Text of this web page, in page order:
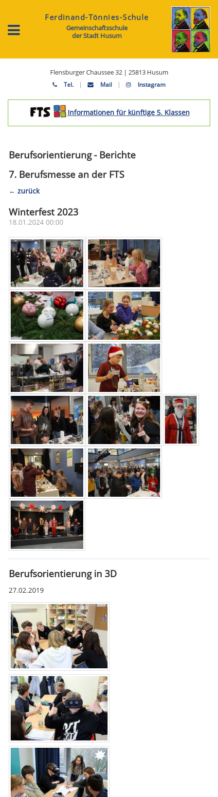
Ferdinand-Tönnies-Schule
Gemeinschaftsschule
der Stadt Husum
Flensburger Chaussee 32 | 25813 Husum
Tel. | Mail | Instagram
Informationen für künftige 5. Klassen
Berufsorientierung - Berichte
7. Berufsmesse an der FTS
zurück
Winterfest 2023
18.01.2024 00:00
Berufsorientierung in 3D
27.02.2019